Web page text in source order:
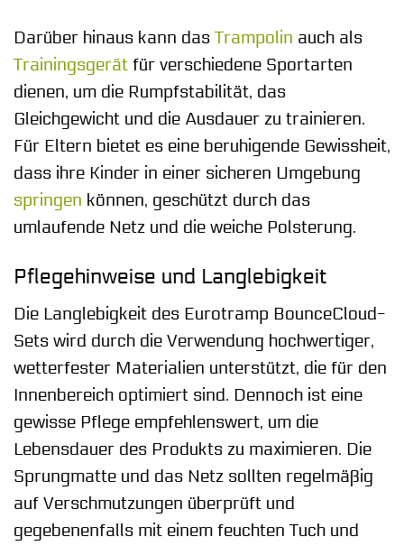
Darüber hinaus kann dasTrampolin auch als
Trainingsgerät für verschiedene Sportarten
dienen, um die Rumpfstabilität, das
Gleichgewicht und die Ausdauer zu trainieren.
Für Eltern bietet es eine beruhigende Gewissheit,
dass ihre Kinder in einer sicheren Umgebung
springen können, geschützt durch das
umlaufende Netz und die weiche Polsterung.
Pflegehinweise und Langlebigkeit
Die Langlebigkeit des Eurotramp BounceCloud-
Sets wird durch die Verwendung hochwertiger,
wetterfester Materialien unterstützt, die für den
Innenbereich optimiert sind. Dennoch ist eine
gewisse Pflege empfehlenswert, um die
Lebensdauer des Produkts zu maximieren. Die
Sprungmatte und das Netz sollten regelmäßig
auf Verschmutzungen überprüft und
gegebenenfalls mit einem feuchten Tuch und